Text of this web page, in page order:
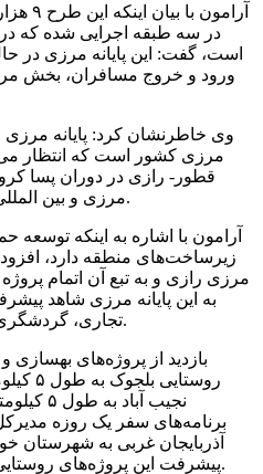
در سه طبقه اجرایی شده که در
است، گفت: این پایانه مرزی
ورود و خروج مسافران، بخش
وی خاطرنشان کرد: پایانه مرزی
مرزی کشور است که انتظار
قطور- رازی در دوران پسا
مرزی و بین المللی از طریق این مرز صورت گیرد.
آرامون با اشاره به اینکه توسعه
زیرساخت‌های منطقه دارد، افزود:
مرزی رازی و به تبع آن اتمام
به این پایانه مرزی شاهد
تجاری، گردشگری و کشاورزی استان خواهیم بود.
بازدید از پروژه‌های
نجیب
برنامه‌های سفر یک روزه
آذربایجان غربی به
پیشرفت این پروژه‌های روستایی بر تسریع و اتمام آنها تاکید کرد.